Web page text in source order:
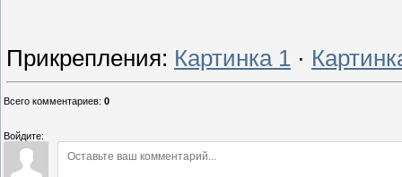
Прикрепления: Картинка 1 ·
Всего комментариев: 0
Войдите: